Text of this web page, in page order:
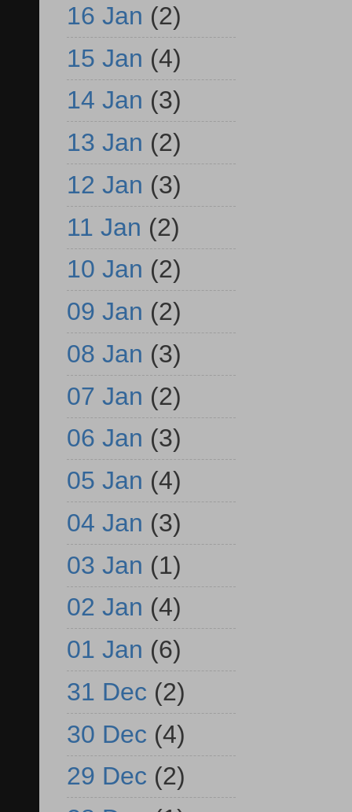
16 Jan (2)
15 Jan (4)
14 Jan (3)
13 Jan (2)
12 Jan (3)
11 Jan (2)
10 Jan (2)
09 Jan (2)
08 Jan (3)
07 Jan (2)
06 Jan (3)
05 Jan (4)
04 Jan (3)
03 Jan (1)
02 Jan (4)
01 Jan (6)
31 Dec (2)
30 Dec (4)
29 Dec (2)